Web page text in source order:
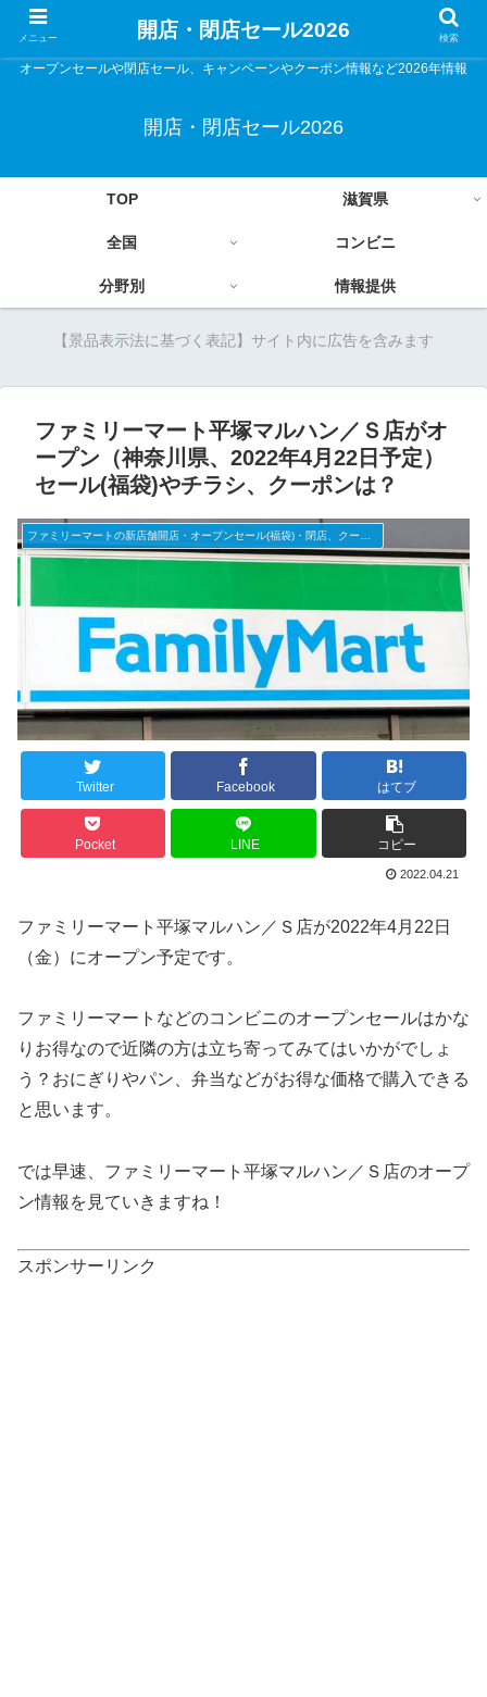
オープンセールや閉店セール、キャンペーンやクーポン情報など2026年情報
開店・閉店セール2026
TOP 滋賀県
全国 コンビニ
分野別 情報提供
【景品表示法に基づく表記】サイト内に広告を含みます
ファミリーマート平塚マルハン／Ｓ店がオ
ープン（神奈川県、2022年4月22日予定）
セール(福袋)やチラシ、クーポンは？
Twitter Facebook はてブ
Pocket LINE コピー
2022.04.21
ファミリーマート平塚マルハン／Ｓ店が2022年4月22日
（金）にオープン予定です。
ファミリーマートなどのコンビニのオープンセールはかな
りお得なので近隣の方は立ち寄ってみてはいかがでしょ
う？おにぎりやパン、弁当などがお得な価格で購入できる
と思います。
では早速、ファミリーマート平塚マルハン／Ｓ店のオープ
ン情報を見ていきますね！
スポンサーリンク
メニュー 開店・閉店セール2026 検索